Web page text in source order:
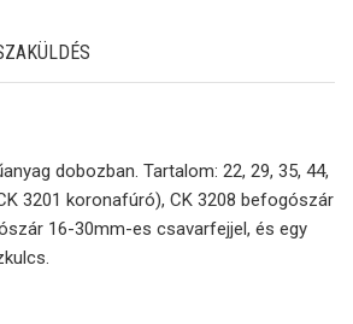
dobozban. Tartalom: 22, 29, 35, 44,
3201 koronafúró), CK 3208 befogószár
16-30mm-es csavarfejjel, és egy